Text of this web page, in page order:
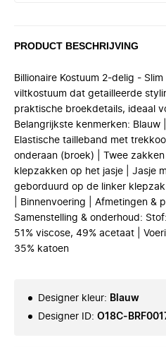
PRODUCT BESCHRIJVING
Billionaire Kostuum 2-delig -
viltkostuum dat getailleerde
praktische broekdetails, ideaal
Belangrijkste kenmerken: Blauw
Elastische tailleband met
onderaan (broek) | Twee
klepzakken op het jasje | Jasje
geborduurd op de linker
| Binnenvoering | Afmetingen &
Samenstelling & onderhoud:
51% viscose, 49% acetaat |
35% katoen
Designer kleur: Blauw
Designer ID: O18C-